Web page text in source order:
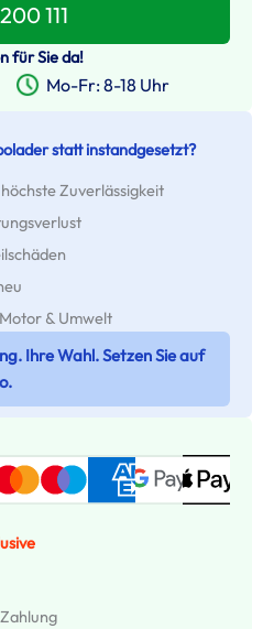
111
für Sie da!
Mo-Fr: 8-18 Uhr
statt instandgesetzt?
Zuverlässigkeit
& Umwelt
Ihre Wahl. Setzen Sie auf